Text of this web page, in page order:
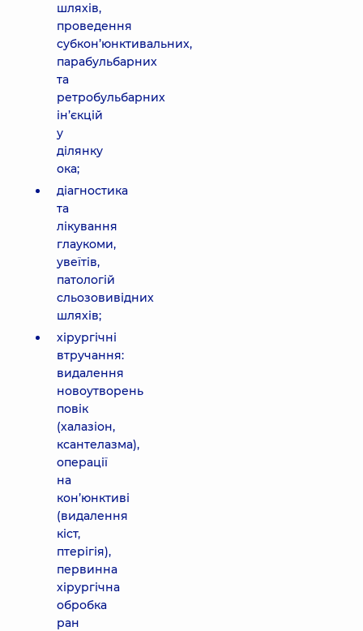
шляхів,
проведення
субкон’юнктивальних,
парабульбарних
та
ретробульбарних
ін’єкцій
у
ділянку
ока;
діагностика
та
лікування
глаукоми,
увеїтів,
патологій
сльозовивідних
шляхів;
хірургічні
втручання:
видалення
новоутворень
повік
(халазіон,
ксантелазма),
операції
на
кон’юнктиві
(видалення
кіст,
птерігія),
первинна
хірургічна
обробка
ран